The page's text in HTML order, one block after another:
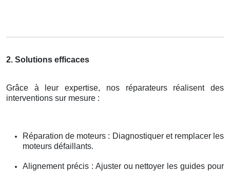
2. Solutions efficaces
Grâce à leur expertise, nos réparateurs réalisent des
interventions sur mesure :
Réparation de moteurs : Diagnostiquer et remplacer les
moteurs défaillants.
Alignement précis : Ajuster ou nettoyer les guides pour